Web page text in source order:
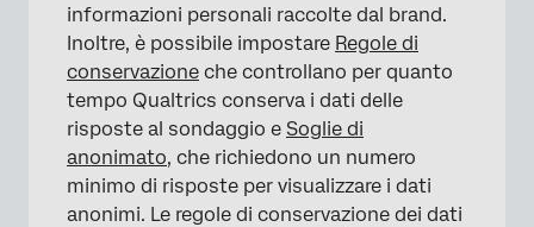
×
informazioni personali raccolte dal brand.
Inoltre, è possibile impostare Regole di
conservazione che controllano per quanto
tempo Qualtrics conserva i dati delle
risposte al sondaggio e Soglie di
anonimato, che richiedono un numero
minimo di risposte per visualizzare i dati
anonimi. Le regole di conservazione dei dati